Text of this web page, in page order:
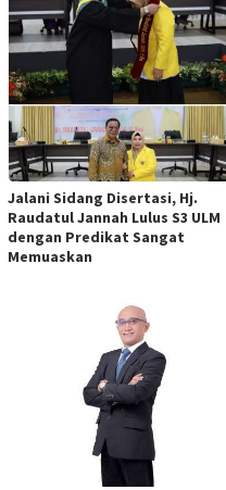
Jalani Sidang Disertasi, Hj.
Raudatul Jannah Lulus S3 ULM
dengan Predikat Sangat
Memuaskan